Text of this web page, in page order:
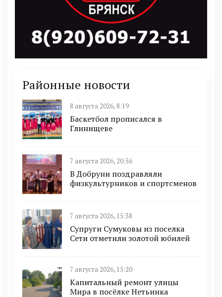
Районные новости
8 августа 2026, 8:19
Баскетбол прописался в
Глинищеве
7 августа 2026, 20:56
В Добруни поздравляли
физкультурников и спортсменов
7 августа 2026, 15:38
Супруги Сумуковы из поселка
Сети отметили золотой юбилей
7 августа 2026, 15:20
Капитальный ремонт улицы
Мира в посёлке Нетьинка